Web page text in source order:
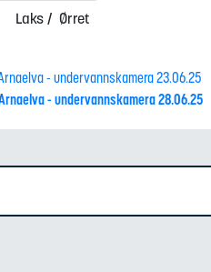
Laks / Ørret
- undervannskamera 23.06.25
- undervannskamera 28.06.25